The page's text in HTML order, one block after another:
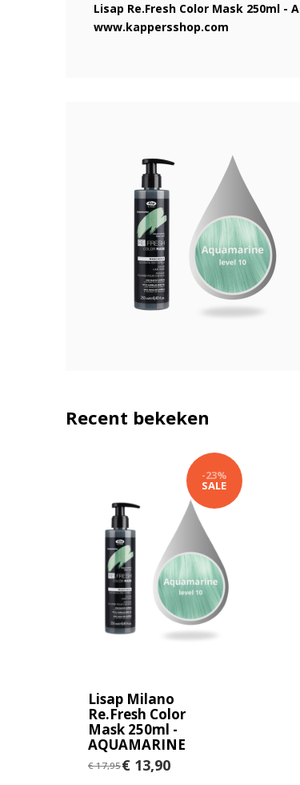
Lisap Re.Fresh Color Mask 250ml -
www.kappersshop.com
Recent bekeken
Lisap Milano
Re.Fresh Color
Mask 250ml -
AQUAMARINE
-23%
SALE
€ 17,95€ 13,90